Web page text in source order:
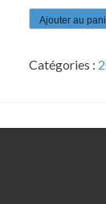
quantité
de
3474
Ajouter au
Catégories :